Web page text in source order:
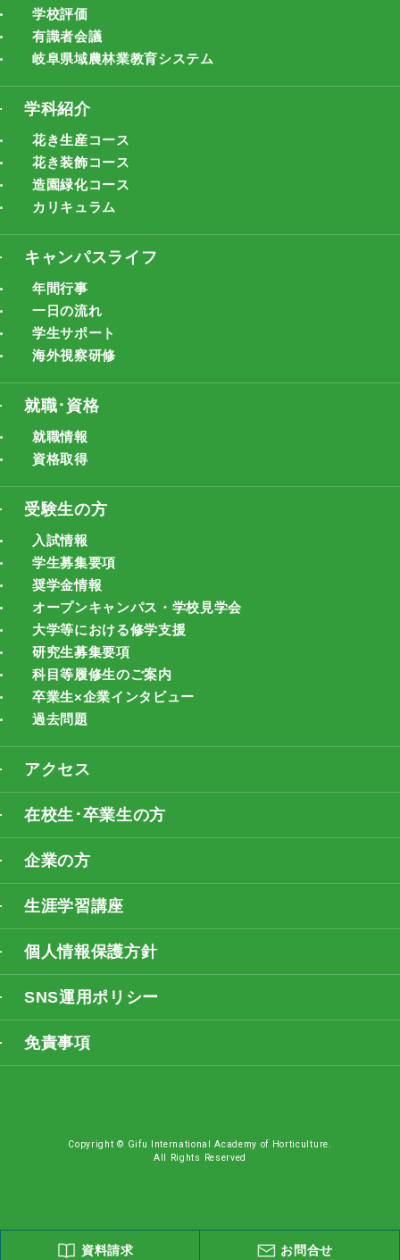
学校評価
有識者会議
岐阜県域農林業教育システム
学科紹介
花き生産コース
花き装飾コース
造園緑化コース
カリキュラム
キャンパスライフ
年間行事
一日の流れ
学生サポート
海外視察研修
就職･資格
就職情報
資格取得
受験生の方
入試情報
学生募集要項
奨学金情報
オープンキャンパス・学校見学会
大学等における修学支援
研究生募集要項
科目等履修生のご案内
卒業生×企業インタビュー
過去問題
アクセス
在校生･卒業生の方
企業の方
生涯学習講座
個人情報保護方針
SNS運用ポリシー
免責事項
Copyright © Gifu International Academy of Horticulture.
All Rights Reserved
資料請求 お問合せ